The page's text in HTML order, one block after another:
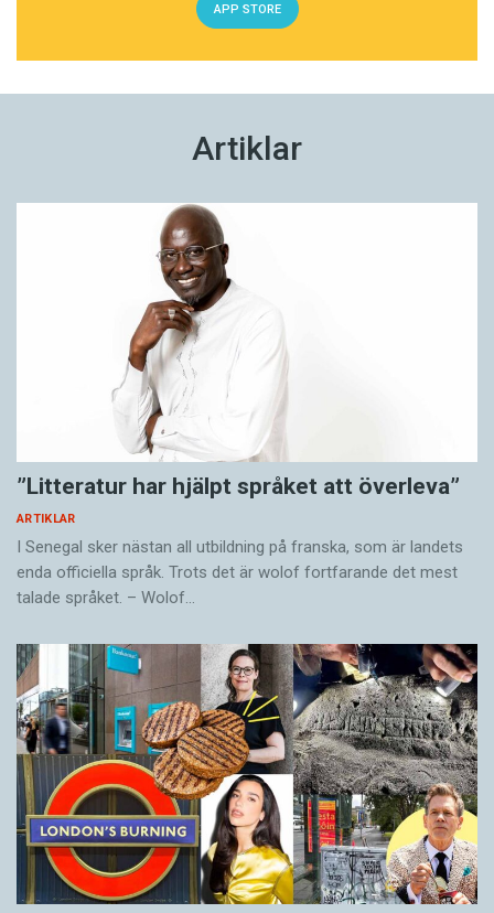
APP STORE
Artiklar
”Litteratur har hjälpt språket att överleva”
ARTIKLAR
I Senegal sker nästan all utbildning på franska, som är landets
enda officiella språk. Trots det är wolof fortfarande det mest
talade språket. – Wolof…